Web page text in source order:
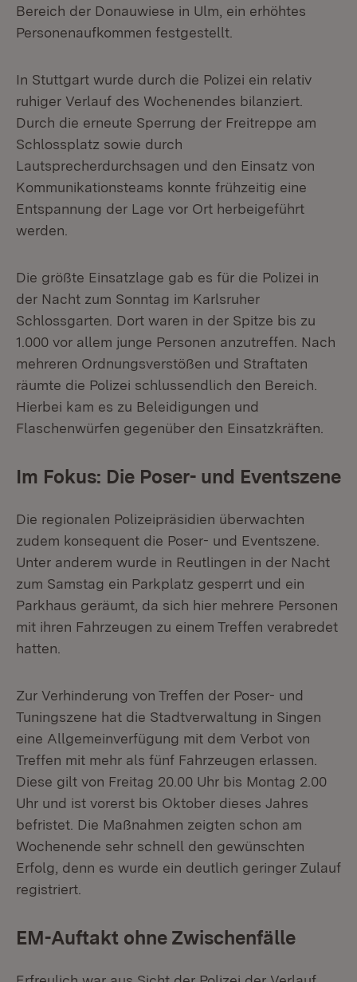
Bereich der Donauwiese in Ulm, ein erhöhtes
Personenaufkommen festgestellt.
In Stuttgart wurde durch die Polizei ein relativ
ruhiger Verlauf des Wochenendes bilanziert.
Durch die erneute Sperrung der Freitreppe am
Schlossplatz sowie durch
Lautsprecherdurchsagen und den Einsatz von
Kommunikationsteams konnte frühzeitig eine
Entspannung der Lage vor Ort herbeigeführt
werden.
Die größte Einsatzlage gab es für die Polizei in
der Nacht zum Sonntag im Karlsruher
Schlossgarten. Dort waren in der Spitze bis zu
1.000 vor allem junge Personen anzutreffen. Nach
mehreren Ordnungsverstößen und Straftaten
räumte die Polizei schlussendlich den Bereich.
Hierbei kam es zu Beleidigungen und
Flaschenwürfen gegenüber den Einsatzkräften.
Im Fokus: Die Poser- und Eventszene
Die regionalen Polizeipräsidien überwachten
zudem konsequent die Poser- und Eventszene.
Unter anderem wurde in Reutlingen in der Nacht
zum Samstag ein Parkplatz gesperrt und ein
Parkhaus geräumt, da sich hier mehrere Personen
mit ihren Fahrzeugen zu einem Treffen verabredet
hatten.
Zur Verhinderung von Treffen der Poser- und
Tuningszene hat die Stadtverwaltung in Singen
eine Allgemeinverfügung mit dem Verbot von
Treffen mit mehr als fünf Fahrzeugen erlassen.
Diese gilt von Freitag 20.00 Uhr bis Montag 2.00
Uhr und ist vorerst bis Oktober dieses Jahres
befristet. Die Maßnahmen zeigten schon am
Wochenende sehr schnell den gewünschten
Erfolg, denn es wurde ein deutlich geringer Zulauf
registriert.
EM-Auftakt ohne Zwischenfälle